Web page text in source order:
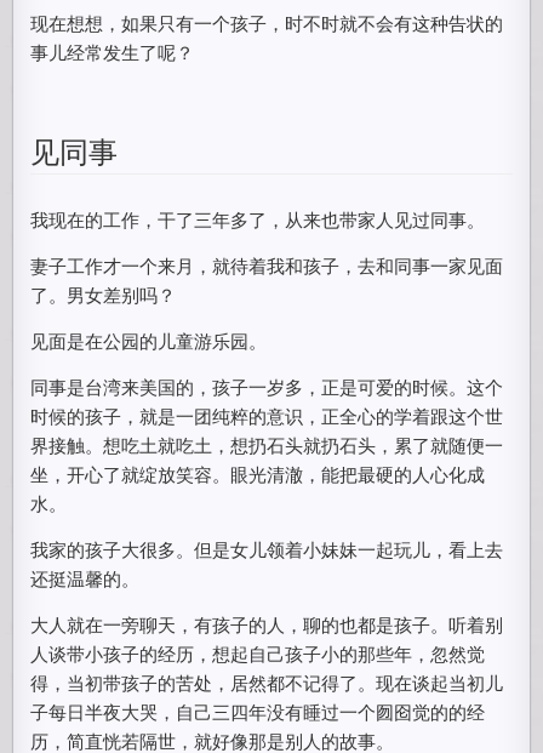
现在想想，如果只有一个孩子，时不时就不会有这种告状的
事儿经常发生了呢？
见同事
我现在的工作，干了三年多了，从来也带家人见过同事。
妻子工作才一个来月，就待着我和孩子，去和同事一家见面
了。男女差别吗？
见面是在公园的儿童游乐园。
同事是台湾来美国的，孩子一岁多，正是可爱的时候。这个
时候的孩子，就是一团纯粹的意识，正全心的学着跟这个世
界接触。想吃土就吃土，想扔石头就扔石头，累了就随便一
坐，开心了就绽放笑容。眼光清澈，能把最硬的人心化成
水。
我家的孩子大很多。但是女儿领着小妹妹一起玩儿，看上去
还挺温馨的。
大人就在一旁聊天，有孩子的人，聊的也都是孩子。听着别
人谈带小孩子的经历，想起自己孩子小的那些年，忽然觉
得，当初带孩子的苦处，居然都不记得了。现在谈起当初儿
子每日半夜大哭，自己三四年没有睡过一个囫囵觉的的经
历，简直恍若隔世，就好像那是别人的故事。